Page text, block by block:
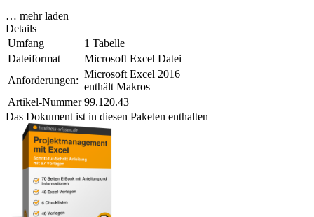
… mehr laden
Details
Umfang
1 Tabelle
Dateiformat
Microsoft Excel Datei
Anforderungen:
Microsoft Excel 2016
enthält Makros
Artikel-Nummer 99.120.43
Das Dokument ist in diesen Paketen enthalten